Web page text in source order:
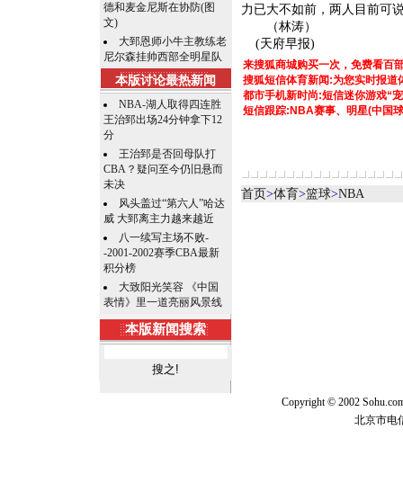
德和麦金尼斯在协防(图
文)
大郅恩师小牛主教练老
尼尔森挂帅西部全明星队
本版讨论最热新闻
NBA-湖人取得四连胜
王治郅出场24分钟拿下12
分
王治郅是否回母队打
CBA？疑问至今仍旧悬而
未决
风头盖过“第六人”哈达
威 大郅离主力越来越近
八一续写主场不败-
-2001-2002赛季CBA最新
积分榜
大致阳光笑容 《中国
表情》里一道亮丽风景线
本版新闻搜索
力已大不如前，两人目前可
（林涛）
(天府早报)
来搜狐商城购买一次，免费看百
搜狐短信体育新闻:为您实时报道
都市手机新时尚:短信迷你游戏“
短信跟踪:NBA赛事、明星(中国
首页>体育>篮球>NBA
Copyright © 2002
北京市电